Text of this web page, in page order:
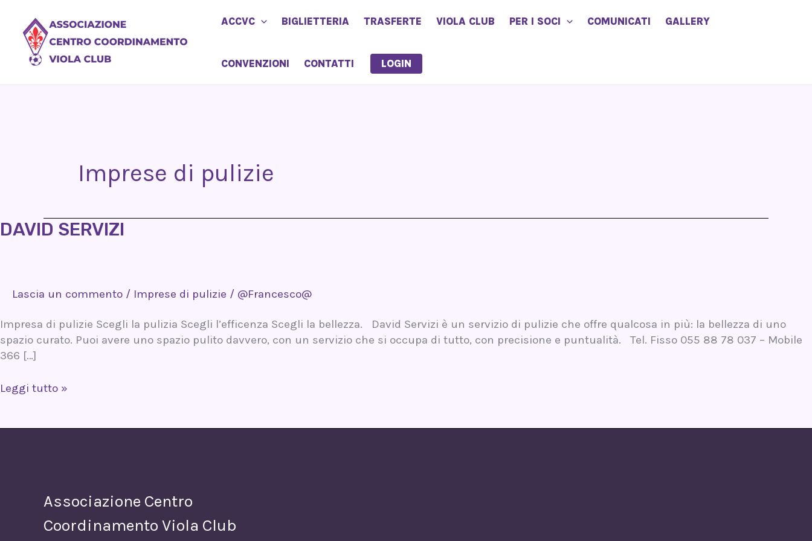
contenuto
ACCVC BIGLIETTERIA TRASFERTE VIOLA CLUB PER I SOCI COMUNICATI GALLERY
CONVENZIONI CONTATTI LOGIN
Imprese di pulizie
DAVID SERVIZI
Lascia un commento / Imprese di pulizie / @Francesco@
Impresa di pulizie Scegli la pulizia Scegli l’efficenza Scegli la bellezza. David Servizi è un servizio di pulizie che offre qualcosa in più: la bellezza di uno
spazio curato. Puoi avere uno spazio pulito davvero, con un servizio che si occupa di tutto, con precisione e puntualità. Tel. Fisso 055 88 78 037 – Mobile
366 […]
DAVID
Leggi tutto »
Associazione Centro
Coordinamento Viola Club